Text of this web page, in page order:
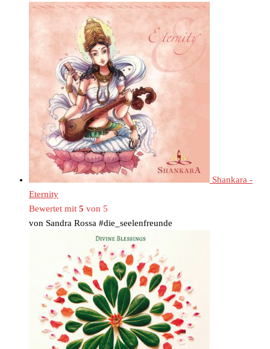
Shankara -
Eternity
Bewertet mit 5 von 5
von Sandra Rossa #die_seelenfreunde